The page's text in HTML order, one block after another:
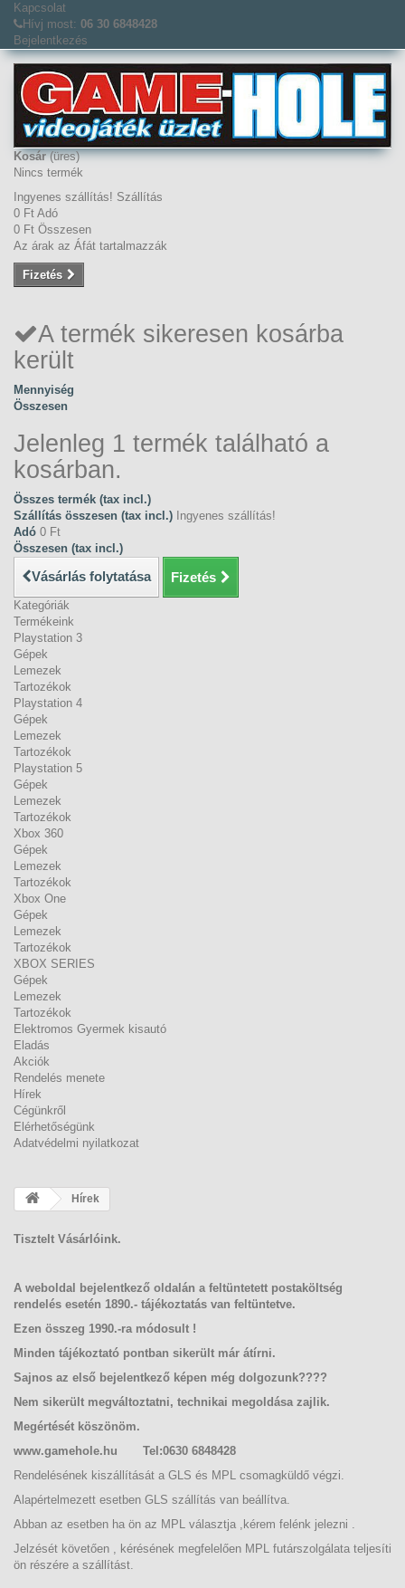
Kapcsolat
Hívj most: 06 30 6848428
Bejelentkezés
Kosár (üres)
Nincs termék
Ingyenes szállítás! Szállítás
0 Ft‎ Adó
0 Ft‎ Összesen
Az árak az Áfát tartalmazzák
Fizetés
A termék sikeresen kosárba
került
Mennyiség
Összesen
Jelenleg 1 termék található a
kosárban.
Összes termék (tax incl.)
Szállítás összesen (tax incl.) Ingyenes szállítás!
Adó 0 Ft‎
Összesen (tax incl.)
Vásárlás folytatása Fizetés
Kategóriák
Termékeink
Playstation 3
Gépek
Lemezek
Tartozékok
Playstation 4
Gépek
Lemezek
Tartozékok
Playstation 5
Gépek
Lemezek
Tartozékok
Xbox 360
Gépek
Lemezek
Tartozékok
Xbox One
Gépek
Lemezek
Tartozékok
XBOX SERIES
Gépek
Lemezek
Tartozékok
Elektromos Gyermek kisautó
Eladás
Akciók
Rendelés menete
Hírek
Cégünkről
Elérhetőségünk
Adatvédelmi nyilatkozat
Hírek
Tisztelt Vásárlóink.
A weboldal bejelentkező oldalán a feltüntetett postaköltség
rendelés esetén 1890.- tájékoztatás van feltüntetve.
Ezen összeg 1990.-ra módosult !
Minden tájékoztató pontban sikerült már átírni.
Sajnos az első bejelentkező képen még dolgozunk????
Nem sikerült megváltoztatni, technikai megoldása zajlik.
Megértését köszönöm.
www.gamehole.hu
Tel:0630 6848428
Rendelésének kiszállítását a GLS és MPL csomagküldő végzi.
Alapértelmezett esetben GLS szállítás van beállítva.
Abban az esetben ha ön az MPL választja ,kérem felénk jelezni .
Jelzését követően , kérésének megfelelően MPL futárszolgálata teljesíti
ön részére a szállítást.